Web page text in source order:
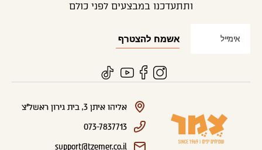
ותתעדכנו במבצעים לפני כולם
אליהו איתן 3, בית גירון ראשל"צ
073-7837713
support@tzemer.co.il